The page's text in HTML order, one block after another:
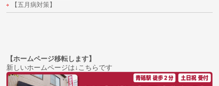
【五月病対策】
【ホームページ移転します】
新しいホームページは↓こちらです